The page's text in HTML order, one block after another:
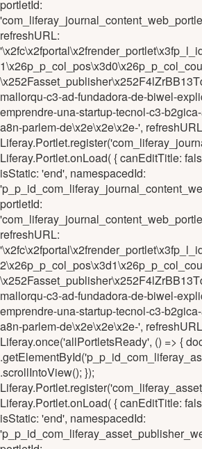
portletId:
refreshURL:
mallorqu-c3-ad-fundadora-de-biwel-
emprendre-una-startup-tecnol-c3-
a8n-parlem-de\x2e\x2e\x2e-',
Liferay.Portlet.onLoad( { canEditTitle:
isStatic: 'end', namespacedId:
portletId:
refreshURL:
mallorqu-c3-ad-fundadora-de-biwel-
emprendre-una-startup-tecnol-c3-
a8n-parlem-de\x2e\x2e\x2e-',
Liferay.once('allPortletsReady', () => {
.scrollIntoView(); });
Liferay.Portlet.onLoad( { canEditTitle:
isStatic: 'end', namespacedId: